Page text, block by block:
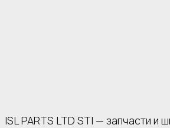
ISL PARTS LTD STI — запчасти и